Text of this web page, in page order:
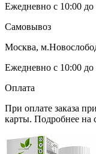
Ежедневно с 10:00 до
Самовывоз
Москва,
Ежедневно с 10:00 до
Оплата
При оплате заказа
карты. Подробнее на